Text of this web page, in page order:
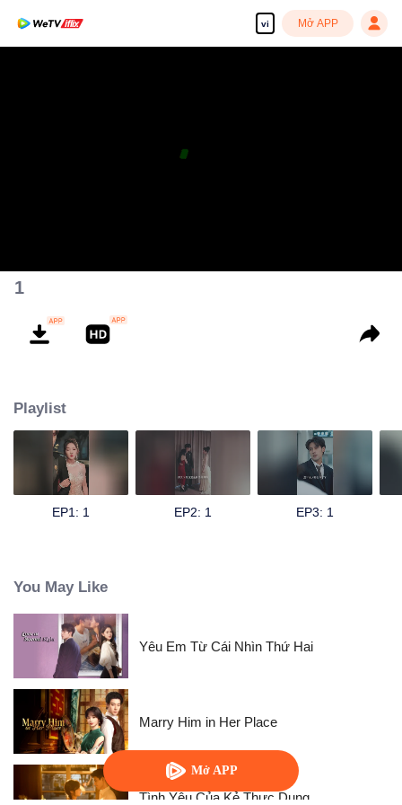
vi Mở APP
Mở APP
1
Playlist
EP1: 1 EP2: 1 EP3: 1
You May Like
Yêu Em Từ Cái Nhìn Thứ Hai
Marry Him in Her Place
Tình Yêu Của Kẻ Thực Dụng